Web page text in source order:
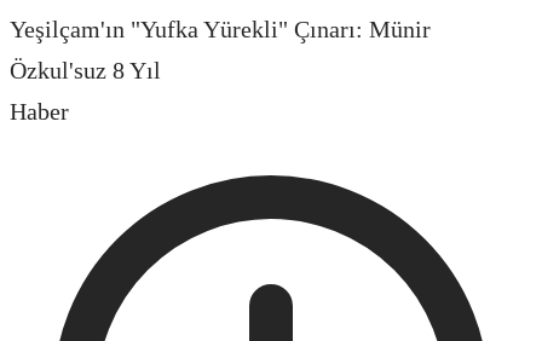
Yeşilçam'ın "Yufka Yürekli" Çınarı: Münir
Özkul'suz 8 Yıl
Haber